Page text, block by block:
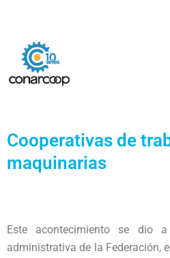
contenido
Cooperativas de
maquinarias
Este acontecimiento se dio
administrativa de la Federación,